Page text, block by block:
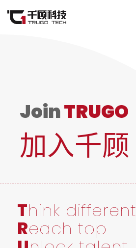
JoinTRUGO
加入千顾
Think different
Reach top